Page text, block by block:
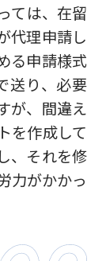
ては、在留
代理申請し
る申請様式
送り、必要
が、間違え
を作成して
、それを修
力がかかっ